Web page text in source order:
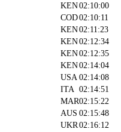
KEN02:10:00
COD02:10:11
KEN02:11:23
KEN02:12:34
KEN02:12:35
KEN02:14:04
USA 02:14:08
ITA 02:14:51
MAR02:15:22
AUS 02:15:48
UKR02:16:12